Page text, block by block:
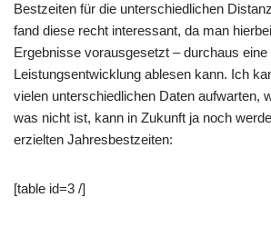
Bestzeiten für die unterschiedlichen
fand diese recht interessant, da man
Ergebnisse vorausgesetzt – durchaus eine
Leistungsentwicklung ablesen kann. Ich
vielen unterschiedlichen Daten aufwarten,
was nicht ist, kann in Zukunft ja noch
erzielten Jahresbestzeiten:
[table id=3 /]